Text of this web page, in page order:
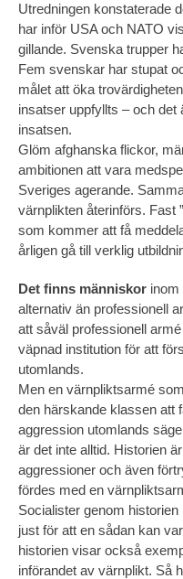
Utredningen konstaterade
har inför USA och NATO
gillande. Svenska trupper
Fem svenskar har stupat
målet att öka
insatser uppfyllts – och
insatsen.
Glöm afghanska flickor,
ambitionen att vara
Sveriges agerande.
värnplikten återinförs. Fast
som kommer att få
årligen gå till verklig
Det finns människor
alternativ än professionell
att såväl professionell
väpnad institution för att
utomlands.
Men en värnpliktsarmé
den härskande klassen att
aggression utomlands
är det inte alltid. Historien
aggressioner och även
fördes med en
Socialister genom
just för att en sådan kan
historien visar också
införandet av värnplikt. Så